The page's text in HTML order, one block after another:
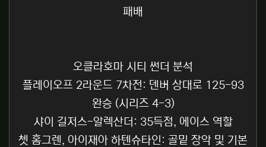
패배
오클라호마 시티 썬더 분석
플레이오프 2라운드 7차전: 덴버 상대로 125-93
완승 (시리즈 4-3)
샤이 길저스-알렉산더: 35득점, 에이스 역할
쳇 홈그렌, 아이재아 하텐슈타인: 골밑 장악 및 기본